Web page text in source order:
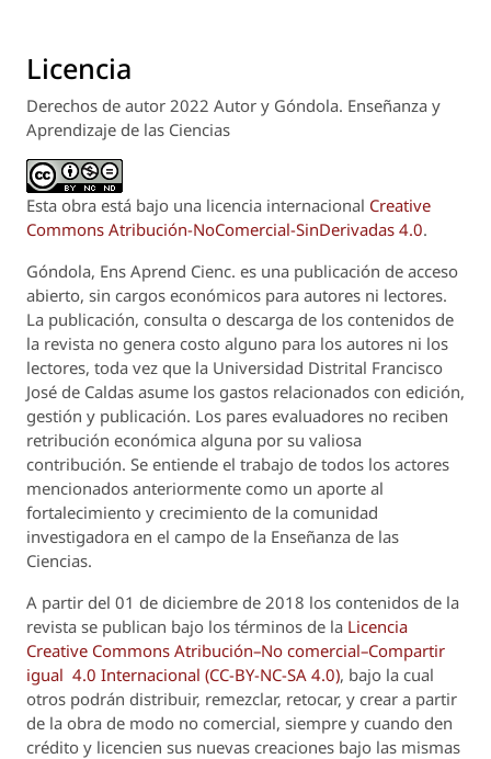
Licencia
Derechos de autor 2022 Autor y Góndola. Enseñanza y
Aprendizaje de las Ciencias
Esta obra está bajo una licencia internacional Creative
Commons Atribución-NoComercial-SinDerivadas 4.0.
Góndola, Ens Aprend Cienc. es una publicación de acceso
abierto, sin cargos económicos para autores ni lectores.
La publicación, consulta o descarga de los contenidos de
la revista no genera costo alguno para los autores ni los
lectores, toda vez que la Universidad Distrital Francisco
José de Caldas asume los gastos relacionados con edición,
gestión y publicación. Los pares evaluadores no reciben
retribución económica alguna por su valiosa
contribución. Se entiende el trabajo de todos los actores
mencionados anteriormente como un aporte al
fortalecimiento y crecimiento de la comunidad
investigadora en el campo de la Enseñanza de las
Ciencias.
A partir del 01 de diciembre de 2018 los contenidos de la
revista se publican bajo los términos de la Licencia
Creative Commons Atribución–No comercial–Compartir
igual 4.0 Internacional (CC-BY-NC-SA 4.0), bajo la cual
otros podrán distribuir, remezclar, retocar, y crear a partir
de la obra de modo no comercial, siempre y cuando den
crédito y licencien sus nuevas creaciones bajo las mismas